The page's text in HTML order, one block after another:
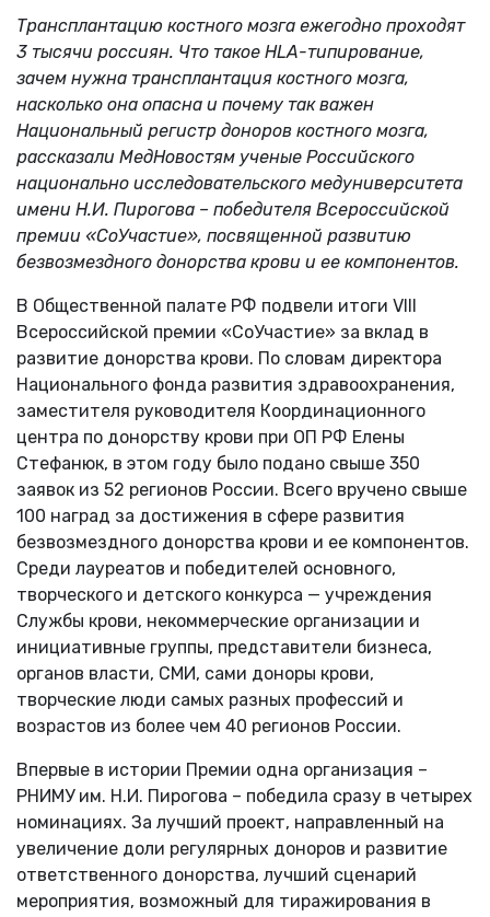
Трансплантацию костного мозга ежегодно проходят
3 тысячи россиян. Что такое HLA-типирование,
зачем нужна трансплантация костного мозга,
насколько она опасна и почему так важен
Национальный регистр доноров костного мозга,
рассказали МедНовостям ученые Российского
национально исследовательского медуниверситета
имени Н.И. Пирогова – победителя Всероссийской
премии «СоУчастие», посвященной развитию
безвозмездного донорства крови и ее компонентов.
В Общественной палате РФ подвели итоги VIII
Всероссийской премии «СоУчастие» за вклад в
развитие донорства крови. По словам директора
Национального фонда развития здравоохранения,
заместителя руководителя Координационного
центра по донорству крови при ОП РФ Елены
Стефанюк, в этом году было подано свыше 350
заявок из 52 регионов России. Всего вручено свыше
100 наград за достижения в сфере развития
безвозмездного донорства крови и ее компонентов.
Среди лауреатов и победителей основного,
творческого и детского конкурса — учреждения
Службы крови, некоммерческие организации и
инициативные группы, представители бизнеса,
органов власти, СМИ, сами доноры крови,
творческие люди самых разных профессий и
возрастов из более чем 40 регионов России.
Впервые в истории Премии одна организация –
РНИМУ им. Н.И. Пирогова – победила сразу в четырех
номинациях. За лучший проект, направленный на
увеличение доли регулярных доноров и развитие
ответственного донорства, лучший сценарий
мероприятия, возможный для тиражирования в